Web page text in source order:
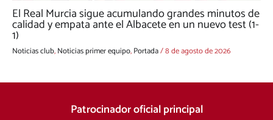
El Real Murcia sigue acumulando grandes minutos de
calidad y empata ante el Albacete en un nuevo test (1-
1)
Noticias club,Noticias primer equipo,Portada/8 de agosto de 2026
Patrocinador oficial principal